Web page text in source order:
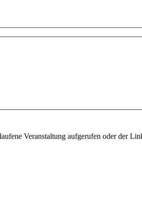
Veranstaltung aufgerufen oder der